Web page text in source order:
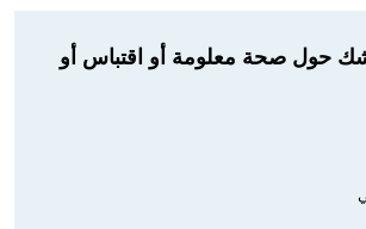
حول صحة معلومة أو اقتباس أو